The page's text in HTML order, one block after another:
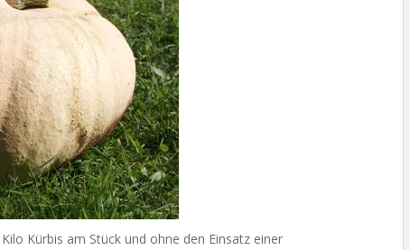
Kürbis am Stück und ohne den Einsatz einer